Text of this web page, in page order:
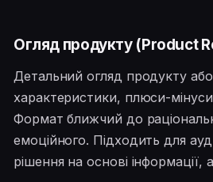
Огляд продукту (Product
Детальний огляд продукту
характеристики, плюси-
Формат ближчий до
емоційного. Підходить для
рішення на основі інформації,